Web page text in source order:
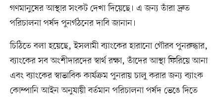
গণমানুষের আস্থার সংকট দেখা দিয়েছে। এ জন্য তাঁরা দ্রুত
পরিচালনা পর্ষদ পুনর্গঠনের দাবি জানান।
চিঠিতে বলা হয়েছে, ইসলামী ব্যাংকের হারানো গৌরব পুনরুদ্ধার,
ব্যাংকের সব অংশীদারদের স্বার্থ রক্ষা, তাঁদের আস্থা ফিরিয়ে আনা
এবং ব্যাংকের স্বাভাবিক কার্যক্রম পুনরায় চালু করার জন্য ব্যাংক
কোম্পানি আইন অনুযায়ী বর্তমান পরিচালনা পর্ষদ ভেঙে দিতে